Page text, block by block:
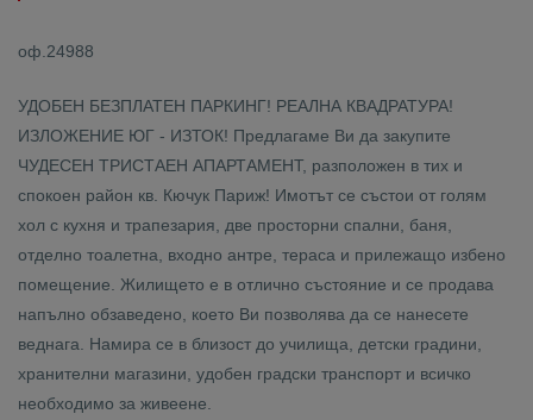
оф.24988
УДОБЕН БЕЗПЛАТЕН ПАРКИНГ! РЕАЛНА КВАДРАТУРА!
ИЗЛОЖЕНИЕ ЮГ - ИЗТОК! Предлагаме Ви да закупите
ЧУДЕСЕН ТРИСТАЕН АПАРТАМЕНТ, разположен в тих и
спокоен район кв. Кючук Париж! Имотът се състои от голям
хол с кухня и трапезария, две просторни спални, баня,
отделно тоалетна, входно антре, тераса и прилежащо избено
помещение. Жилището е в отлично състояние и се продава
напълно обзаведено, което Ви позволява да се нанесете
веднага. Намира се в близост до училища, детски градини,
хранителни магазини, удобен градски транспорт и всичко
необходимо за живеене.